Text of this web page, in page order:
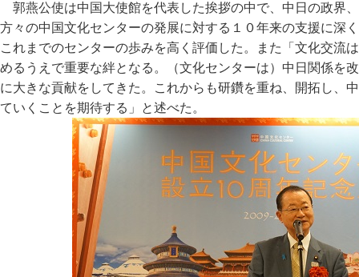
郭燕公使は中国大使館を代表した挨拶の中で、中日の政界
方々の中国文化センターの発展に対する１０年来の支援に深
これまでのセンターの歩みを高く評価した。また「文化交流
めるうえで重要な絆となる。（文化センターは）中日関係を
に大きな貢献をしてきた。これからも研鑽を重ね、開拓し、
ていくことを期待する」と述べた。